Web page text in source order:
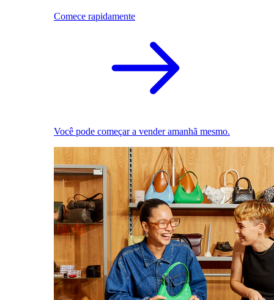
Comece rapidamente
Você pode começar a vender amanhã mesmo.